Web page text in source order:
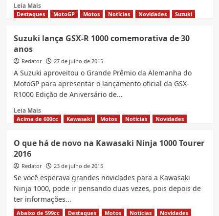
Leia MaisRead
more
nova
390
2015
KTM
tem
divulgado
Destaques MotoGP Motos Notícias Novidades Suzuki
Suzuki lança GSX-R 1000 comemorativa de 30
anos
Redator 27 de julho de 2015
A Suzuki aproveitou o Grande Prêmio da Alemanha do
MotoGP para apresentar o lançamento oficial da GSX-
R1000 Edição de Aniversário de...
Leia MaisRead
more
lança
R
comemorativa
de
30
anos
Acima de 600cc Kawasaki Motos Notícias Novidades
O que há de novo na Kawasaki Ninja 1000 Tourer
2016
Redator 23 de julho de 2015
Se você esperava grandes novidades para a Kawasaki
Ninja 1000, pode ir pensando duas vezes, pois depois de
ter informações...
Read
Abaixo de 599cc Destaques Motos Notícias
Novidades